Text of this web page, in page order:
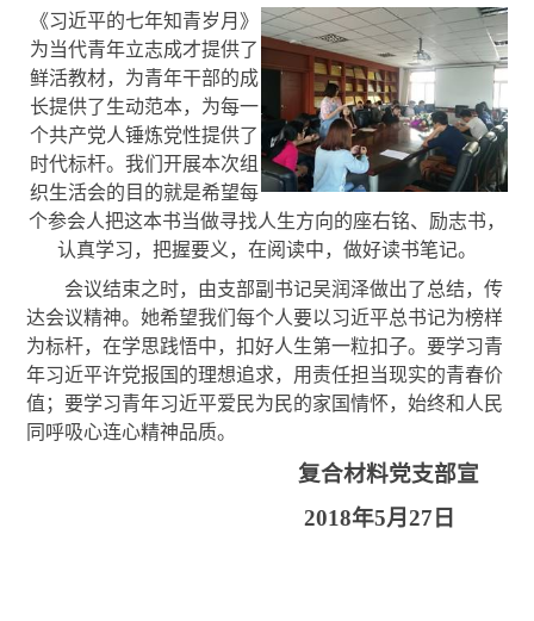
《习近平的七年知青岁月》
为当代青年立志成才提供了
鲜活教材，为青年干部的成
长提供了生动范本，为每一
个共产党人锤炼党性提供了
时代标杆。我们开展本次组
织生活会的目的就是希望每
个参会人把这本书当做寻找人生方向的座右铭、励志书，
认真学习，把握要义，在阅读中，做好读书笔记。
会议结束之时，由支部副书记吴润泽做出了总结，传
达会议精神。她希望我们每个人要以习近平总书记为榜样
为标杆，在学思践悟中，扣好人生第一粒扣子。要学习青
年习近平许党报国的理想追求，用责任担当现实的青春价
值；要学习青年习近平爱民为民的家国情怀，始终和人民
同呼吸心连心精神品质。
复合材料党支部宣
2018年5月 27 日